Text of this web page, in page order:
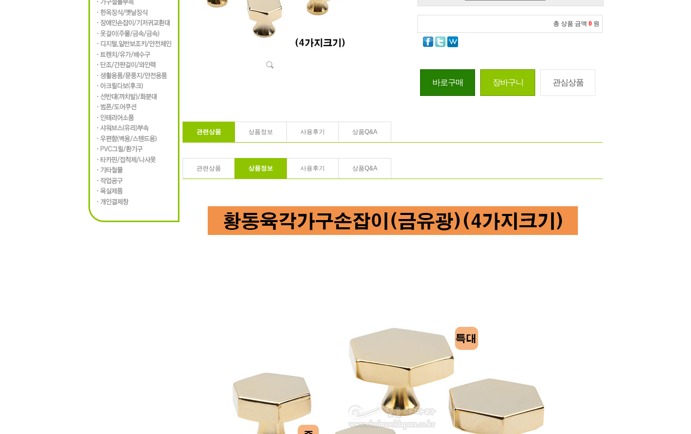
총 상품 금액 0 원
바로구매 장바구니 관심상품
관련상품 상품정보 사용후기 상품Q&A
관련상품 상품정보 사용후기 상품Q&A